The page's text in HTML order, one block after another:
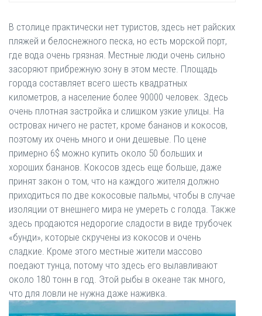
В столице практически нет туристов, здесь нет райских
пляжей и белоснежного песка, но есть морской порт,
где вода очень грязная. Местные люди очень сильно
засоряют прибрежную зону в этом месте. Площадь
города составляет всего шесть квадратных
километров, а население более 90000 человек. Здесь
очень плотная застройка и слишком узкие улицы. На
островах ничего не растет, кроме бананов и кокосов,
поэтому их очень много и они дешевые. По цене
примерно 6$ можно купить около 50 больших и
хороших бананов. Кокосов здесь еще больше, даже
принят закон о том, что на каждого жителя должно
приходиться по две кокосовые пальмы, чтобы в случае
изоляции от внешнего мира не умереть с голода. Также
здесь продаются недорогие сладости в виде трубочек
«бунди», которые скручены из кокосов и очень
сладкие. Кроме этого местные жители массово
поедают тунца, потому что здесь его вылавливают
около 180 тонн в год. Этой рыбы в океане так много,
что для ловли не нужна даже наживка.